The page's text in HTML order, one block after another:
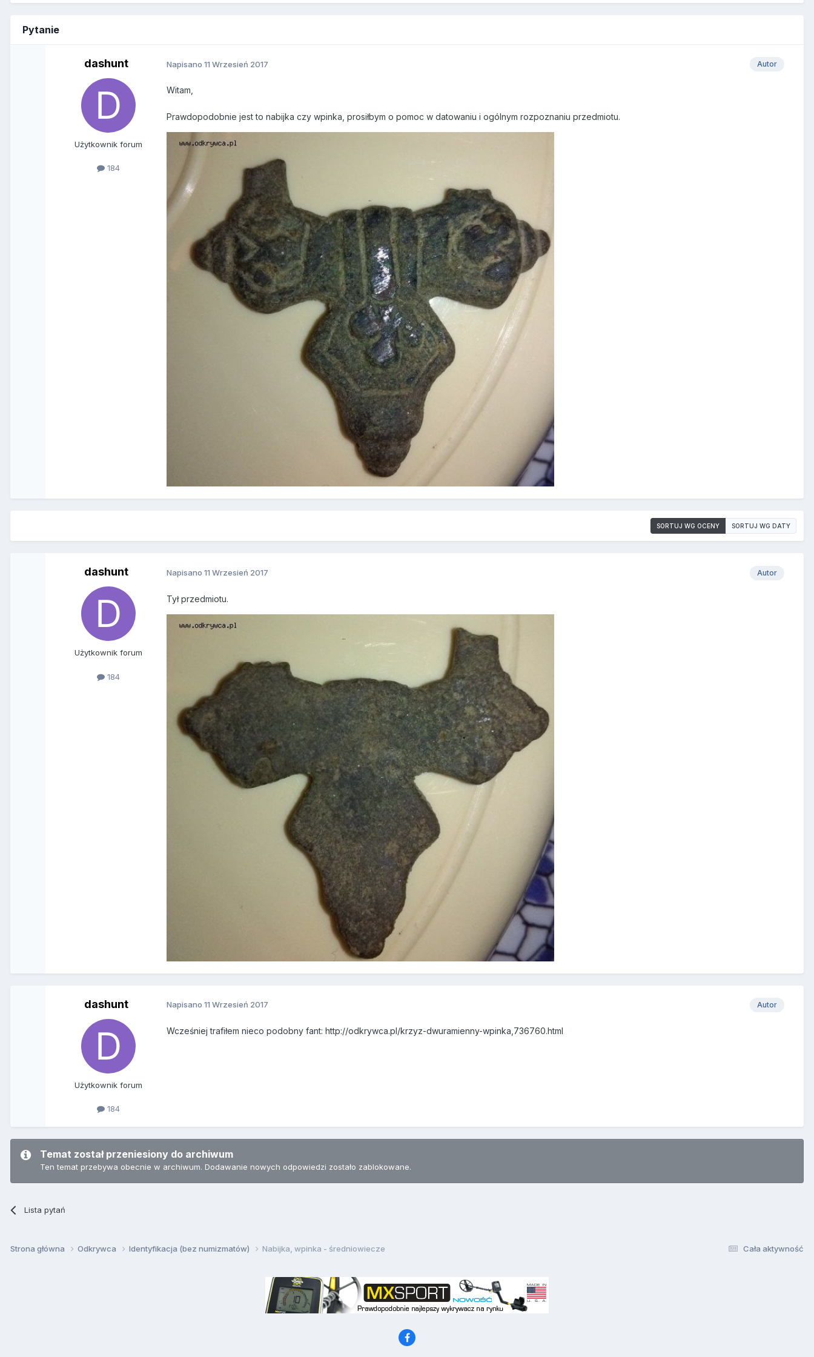
Pytanie
dashunt
Użytkownik forum
184
Autor
Napisano11 Wrzesień 2017
Witam,
Prawdopodobnie jest to nabijka czy wpinka, prosiłbym o pomoc w datowaniu i ogólnym rozpoznaniu przedmiotu.
SORTUJ WG OCENY SORTUJ WG DATY
dashunt
Użytkownik forum
184
Autor
Napisano11 Wrzesień 2017
Tył przedmiotu.
dashunt
Użytkownik forum
184
Autor
Napisano11 Wrzesień 2017
Wcześniej trafiłem nieco podobny fant: http://odkrywca.pl/krzyz-dwuramienny-wpinka,736760.html
Temat został przeniesiony do archiwum
Ten temat przebywa obecnie w archiwum. Dodawanie nowych odpowiedzi zostało zablokowane.
Lista pytań
Cała aktywność
Strona główna Odkrywca Identyfikacja (bez numizmatów) Nabijka, wpinka - średniowiecze